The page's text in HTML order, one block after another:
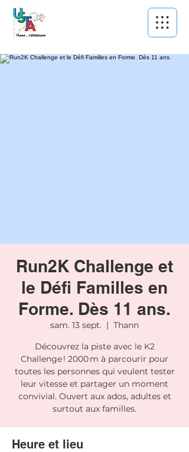
Run2K Challenge et
le Défi Familles en
Forme. Dès 11 ans.
sam. 13 sept.
  |
Thann
Découvrez la piste avec le K2
Challenge ! 2000 m à parcourir pour
toutes les personnes qui veulent tester
leur vitesse et partager un moment
convivial. Ouvert aux ados, adultes et
surtout aux familles.
Heure et lieu